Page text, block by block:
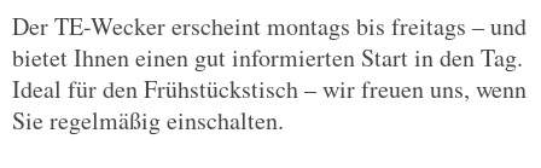
Der TE-Wecker erscheint montags bis freitags – und
bietet Ihnen einen gut informierten Start in den Tag.
Ideal für den Frühstückstisch – wir freuen uns, wenn
Sie regelmäßig einschalten.